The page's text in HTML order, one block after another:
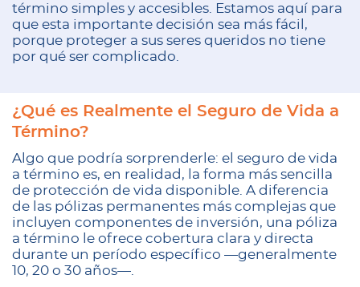
término simples y accesibles. Estamos aquí para
que esta importante decisión sea más fácil,
porque proteger a sus seres queridos no tiene
por qué ser complicado.
¿Qué es Realmente el Seguro de Vida a
Término?
Algo que podría sorprenderle: el seguro de vida
a término es, en realidad, la forma más sencilla
de protección de vida disponible. A diferencia
de las pólizas permanentes más complejas que
incluyen componentes de inversión, una póliza
a término le ofrece cobertura clara y directa
durante un período específico —generalmente
10, 20 o 30 años—.